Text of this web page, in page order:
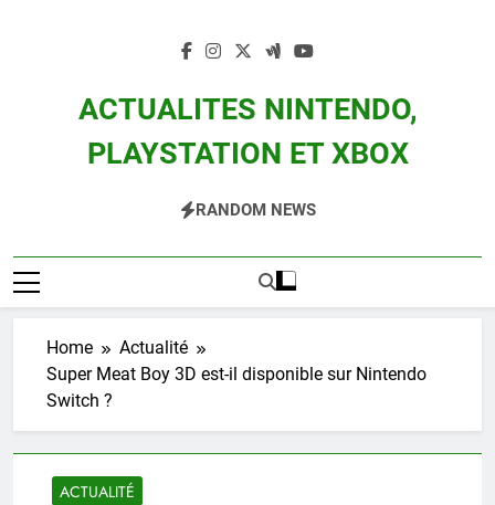
ACTUALITES NINTENDO,
PLAYSTATION ET XBOX
Zelda, Splatoon, Pokemon Entre Autres
RANDOM NEWS
Home
Actualité
Super Meat Boy 3D est-il disponible sur Nintendo
Switch ?
ACTUALITÉ